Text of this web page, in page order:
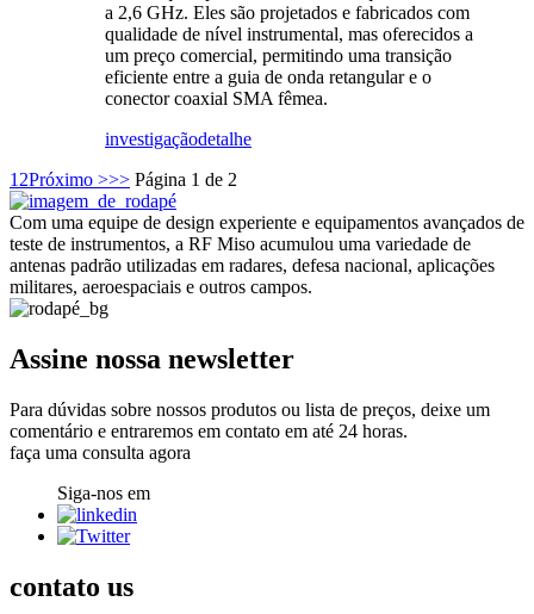
a 2,6 GHz. Eles são projetados e fabricados com
qualidade de nível instrumental, mas oferecidos a
um preço comercial, permitindo uma transição
eficiente entre a guia de onda retangular e o
conector coaxial SMA fêmea.
investigaçãodetalhe
1 2Próximo >>> Página 1 de 2
Com uma equipe de design experiente e equipamentos avançados de
teste de instrumentos, a RF Miso acumulou uma variedade de
antenas padrão utilizadas em radares, defesa nacional, aplicações
militares, aeroespaciais e outros campos.
Assine nossa newsletter
Para dúvidas sobre nossos produtos ou lista de preços, deixe um
comentário e entraremos em contato em até 24 horas.
faça uma consulta agora
Siga-nos em
contato us